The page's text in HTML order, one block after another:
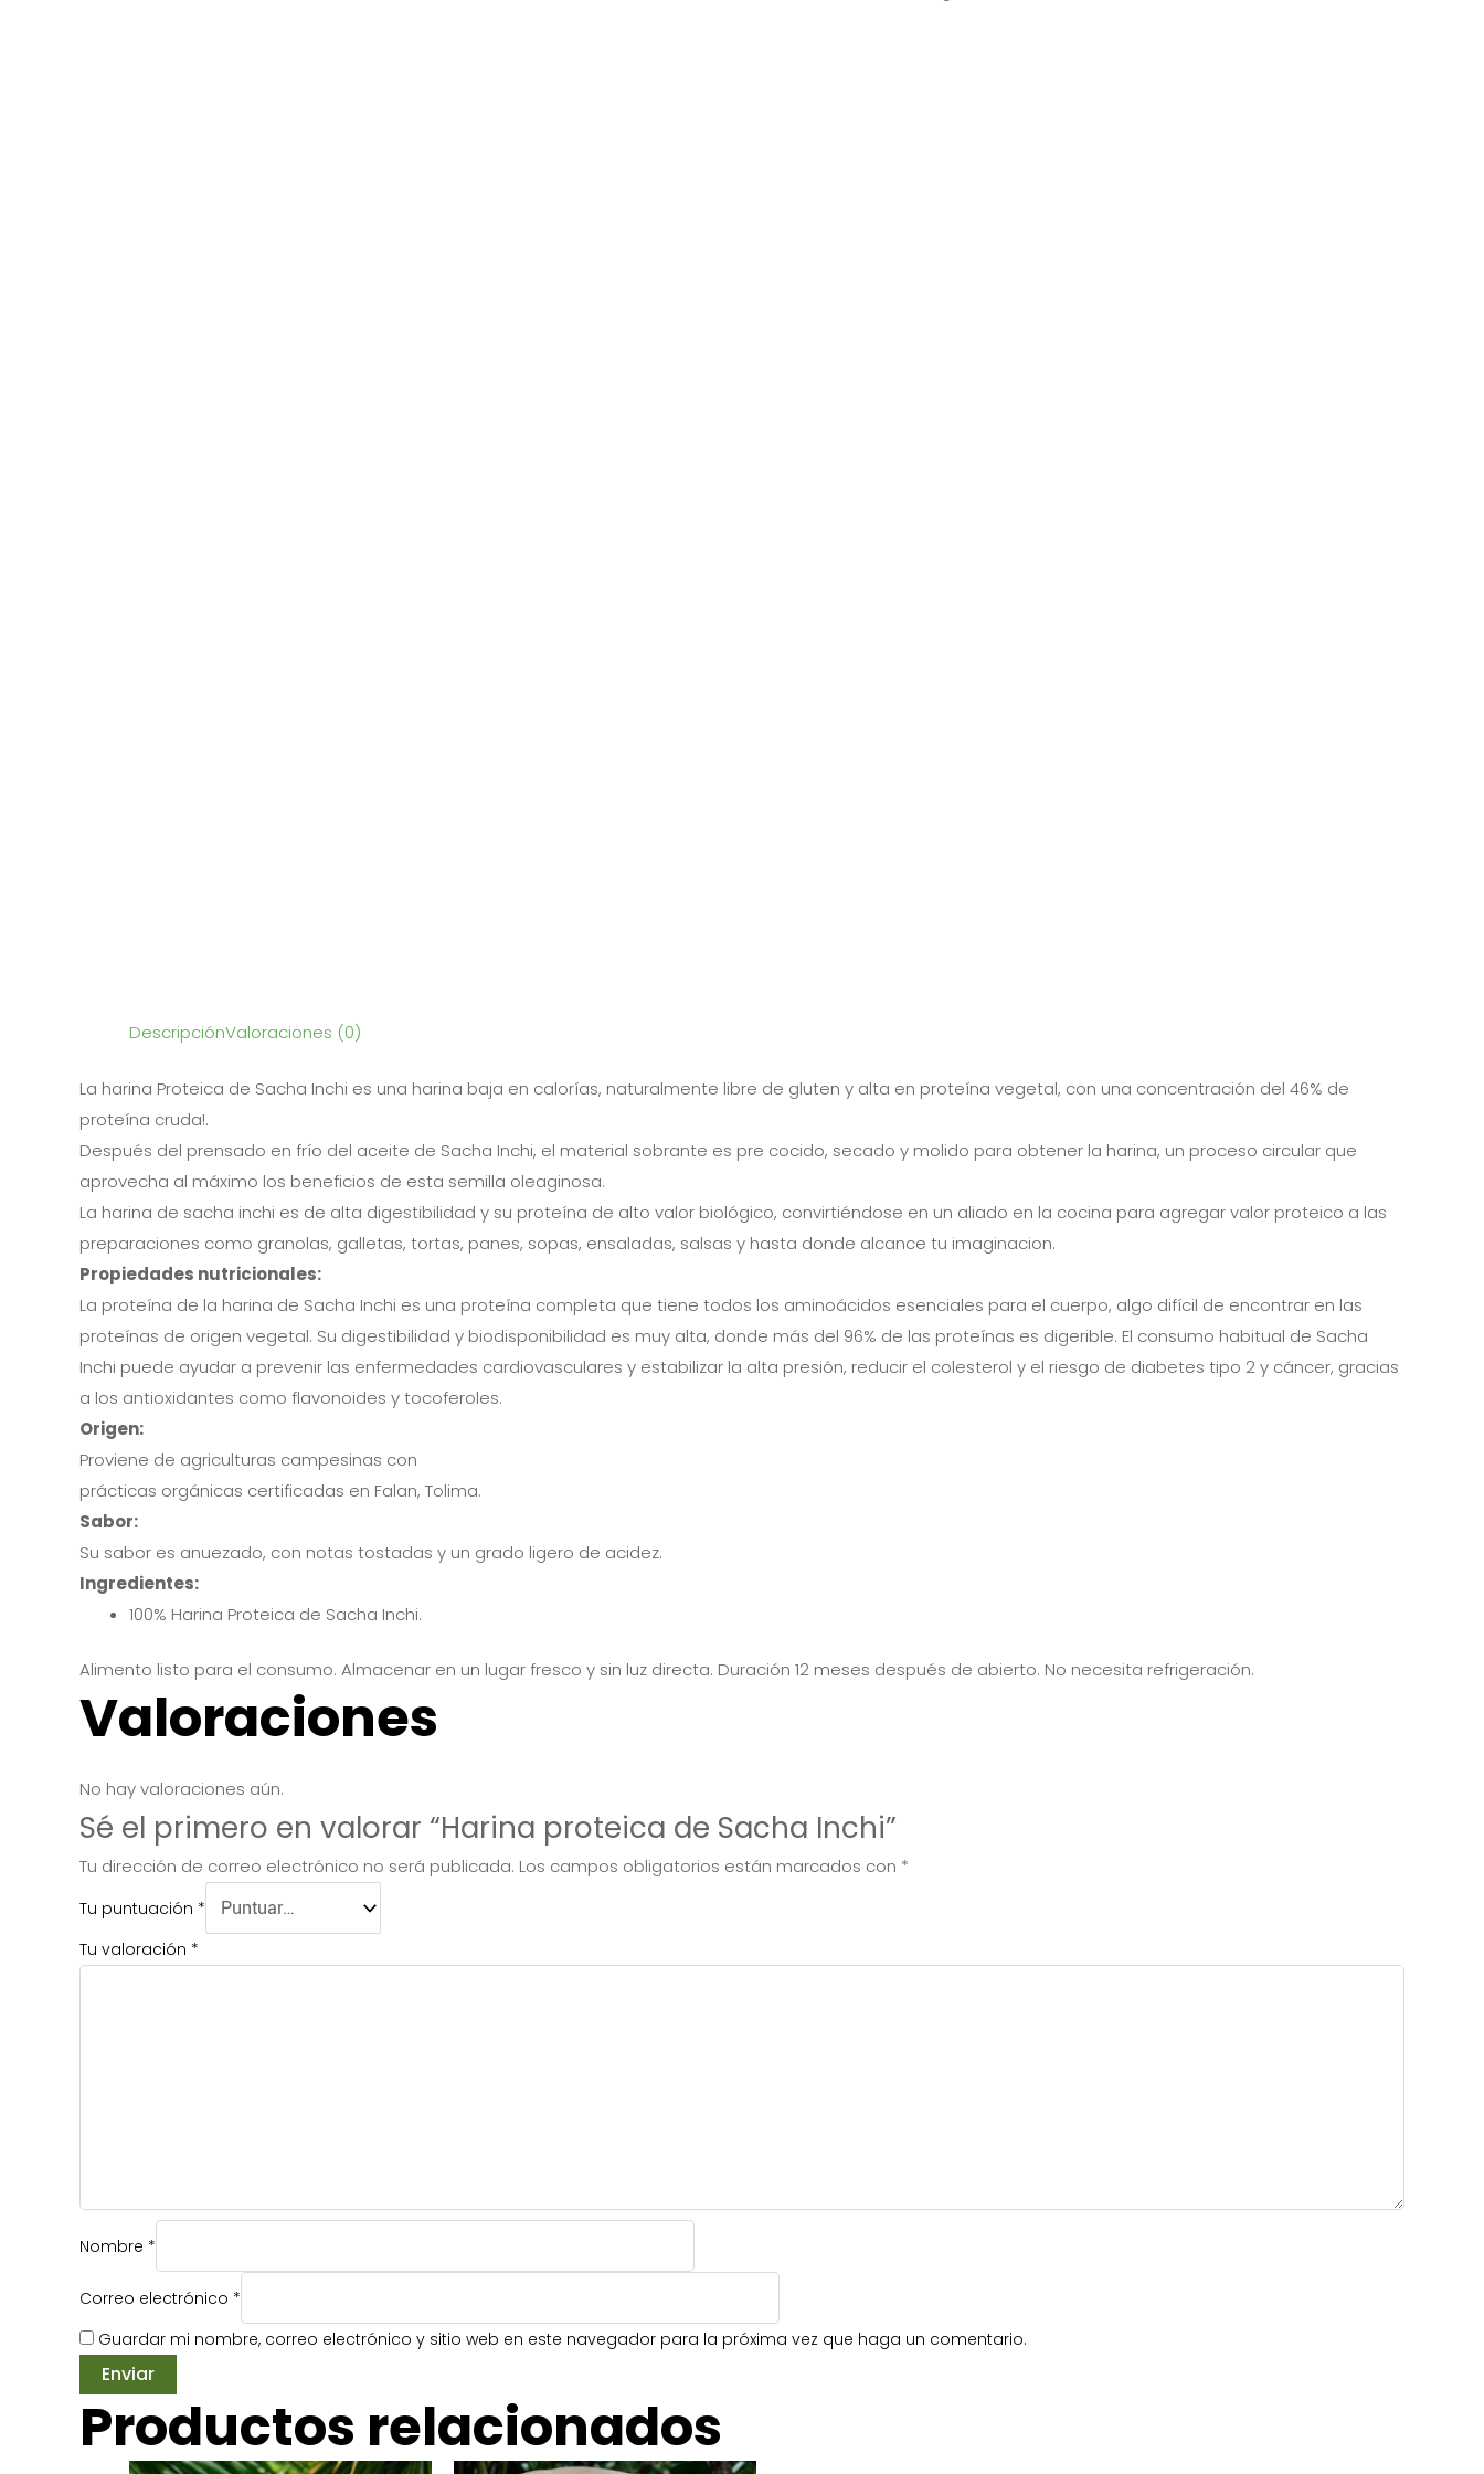
DescripciónValoraciones (0)
La harina Proteica de Sacha Inchi es una harina baja en calorías, naturalmente libre de gluten y alta en proteína vegetal, con una concentración del 46% de
proteína cruda!.
Después del prensado en frío del aceite de Sacha Inchi, el material sobrante es pre cocido, secado y molido para obtener la harina, un proceso circular que
aprovecha al máximo los beneficios de esta semilla oleaginosa.
La harina de sacha inchi es de alta digestibilidad y su proteína de alto valor biológico, convirtiéndose en un aliado en la cocina para agregar valor proteico a las
preparaciones como granolas, galletas, tortas, panes, sopas, ensaladas, salsas y hasta donde alcance tu imaginacion.
Propiedades nutricionales:
La proteína de la harina de Sacha Inchi es una proteína completa que tiene todos los aminoácidos esenciales para el cuerpo, algo difícil de encontrar en las
proteínas de origen vegetal. Su digestibilidad y biodisponibilidad es muy alta, donde más del 96% de las proteínas es digerible. El consumo habitual de Sacha
Inchi puede ayudar a prevenir las enfermedades cardiovasculares y estabilizar la alta presión, reducir el colesterol y el riesgo de diabetes tipo 2 y cáncer, gracias
a los antioxidantes como flavonoides y tocoferoles.
Origen:
Proviene de agriculturas campesinas con
prácticas orgánicas certificadas en Falan, Tolima.
Sabor:
Su sabor es anuezado, con notas tostadas y un grado ligero de acidez.
Ingredientes:
100% Harina Proteica de Sacha Inchi.
Alimento listo para el consumo. Almacenar en un lugar fresco y sin luz directa. Duración 12 meses después de abierto. No necesita refrigeración.
Valoraciones
No hay valoraciones aún.
Sé el primero en valorar “Harina proteica de Sacha Inchi”
Tu dirección de correo electrónico no será publicada. Los campos obligatorios están marcados con *
Tu puntuación *
Tu valoración *
Nombre *
Correo electrónico *
Guardar mi nombre, correo electrónico y sitio web en este navegador para la próxima vez que haga un comentario.
Productos relacionados
Price